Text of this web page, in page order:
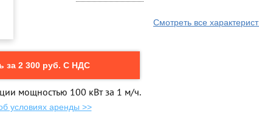
Смотреть все
за 2 300 руб. С НДС
мощностью 100 кВт за 1 м/ч.
условиях аренды >>